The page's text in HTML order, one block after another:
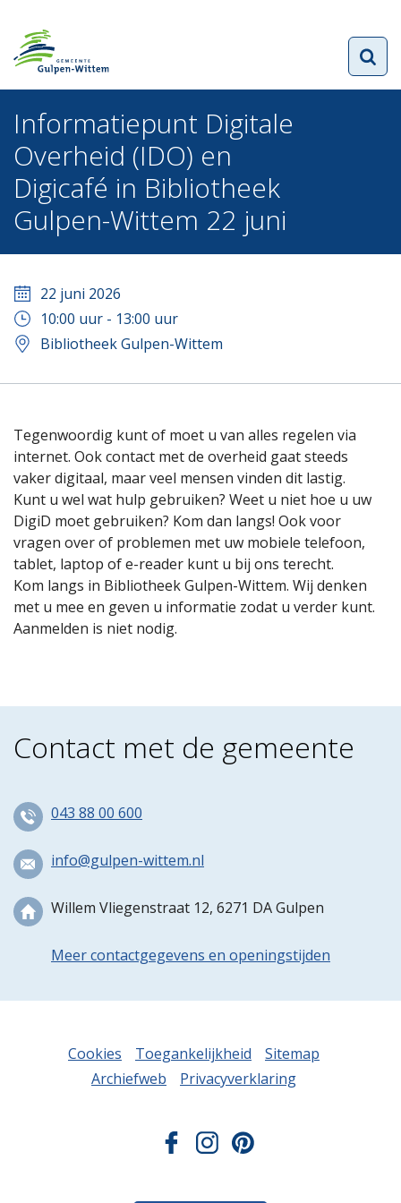
Informatiepunt Digitale
Overheid (IDO) en
Digicafé in Bibliotheek
Gulpen-Wittem 22 juni
22 juni 2026
10:00 uur - 13:00 uur
Bibliotheek Gulpen-Wittem
Tegenwoordig kunt of moet u van alles regelen via
internet. Ook contact met de overheid gaat steeds
vaker digitaal, maar veel mensen vinden dit lastig.
Kunt u wel wat hulp gebruiken? Weet u niet hoe u uw
DigiD moet gebruiken? Kom dan langs! Ook voor
vragen over of problemen met uw mobiele telefoon,
tablet, laptop of e-reader kunt u bij ons terecht.
Kom langs in Bibliotheek Gulpen-Wittem. Wij denken
met u mee en geven u informatie zodat u verder kunt.
Aanmelden is niet nodig.
Contact met de gemeente
043 88 00 600
info@gulpen-wittem.nl
Willem Vliegenstraat 12, 6271 DA Gulpen
Meer contactgegevens en openingstijden
Cookies Toegankelijkheid
Sitemap
Archiefweb
Privacyverklaring